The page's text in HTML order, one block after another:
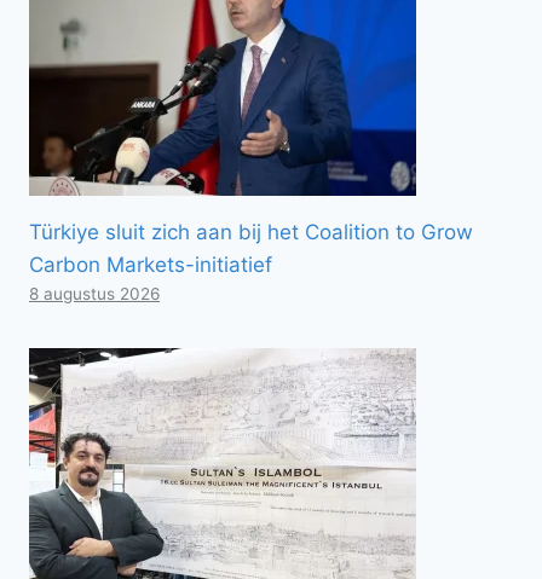
Türkiye sluit zich aan bij het Coalition to Grow
Carbon Markets-initiatief
8 augustus 2026